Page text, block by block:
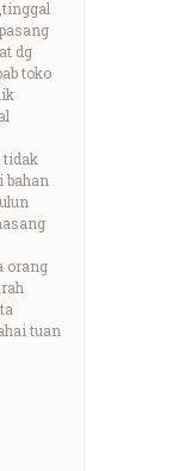
dg
toko
tidak
bahan
orang
tuan